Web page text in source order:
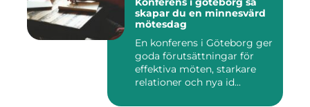
skapar du en minnesvärd
mötesdag
En konferens i Göteborg ger
goda förutsättningar för
effektiva möten, starkare
relationer och nya id...